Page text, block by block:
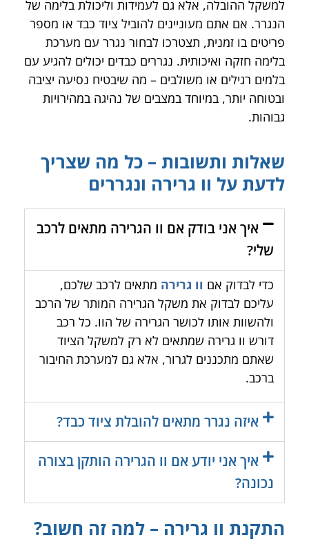
למשקל ההובלה, אלא גם לעמידות וליכולת בלימה של
הנגרר. אם אתם מעוניינים להוביל ציוד כבד או מספר
פריטים בו זמנית, תצטרכו לבחור נגרר עם מערכת
בלימה חזקה ואיכותית. נגררים כבדים יכולים להגיע עם
בלמים רגילים או משולבים – מה שיבטיח נסיעה יציבה
ובטוחה יותר, במיוחד במצבים של נהיגה במהירויות
גבוהות.
שאלות ותשובות – כל מה שצריך
לדעת על וו גרירה ונגררים
איך אני בודק אם וו הגרירה מתאים לרכב
שלי?
כדי לבדוק אם וו גרירה מתאים לרכב שלכם,
עליכם לבדוק את משקל הגרירה המותר של הרכב
ולהשוות אותו לכושר הגרירה של הוו. כל רכב
דורש וו גרירה שמתאים לא רק למשקל הציוד
שאתם מתכננים לגרור, אלא גם למערכת החיבור
ברכב.
איזה נגרר מתאים להובלת ציוד כבד?
איך אני יודע אם וו הגרירה הותקן בצורה
נכונה?
התקנת וו גרירה – למה זה חשוב?